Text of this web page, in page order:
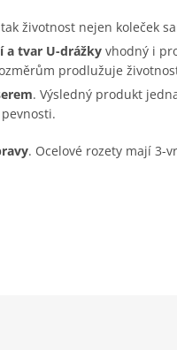
životnost nejen koleček
a tvar U-drážky vhodný i
prodlužuje
. Výsledný produkt
. Ocelové rozety mají 3-